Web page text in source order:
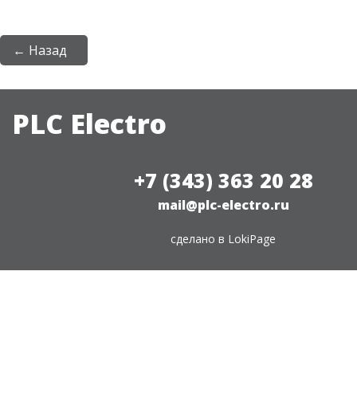
← Назад
PLC Electro
+7 (343) 363 20 28
mail@plc-electro.ru
сделано в LokiPage